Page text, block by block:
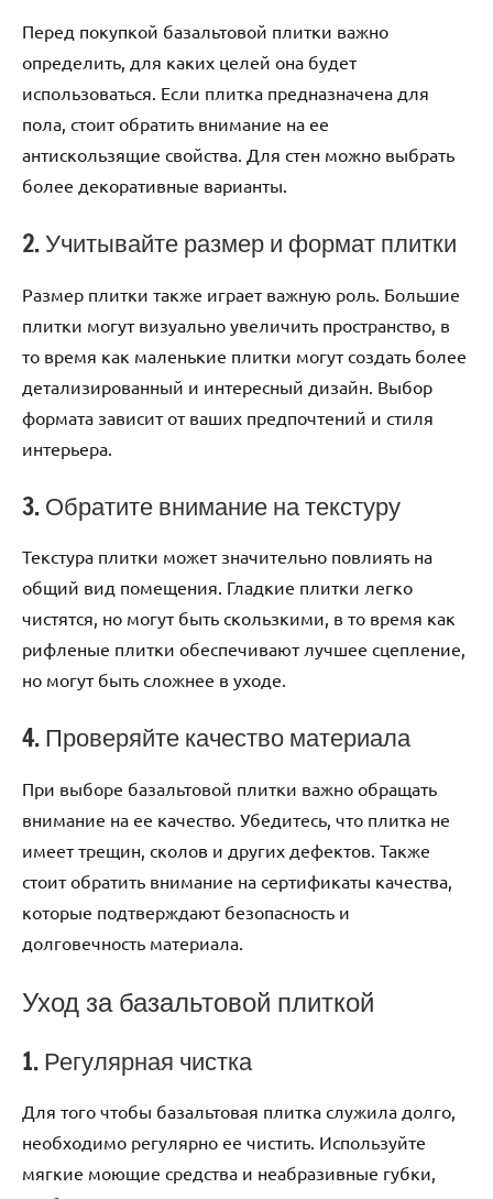
Перед покупкой базальтовой плитки важно
определить, для каких целей она будет
использоваться. Если плитка предназначена для
пола, стоит обратить внимание на ее
антискользящие свойства. Для стен можно выбрать
более декоративные варианты.
2. Учитывайте размер и формат плитки
Размер плитки также играет важную роль. Большие
плитки могут визуально увеличить пространство, в
то время как маленькие плитки могут создать более
детализированный и интересный дизайн. Выбор
формата зависит от ваших предпочтений и стиля
интерьера.
3. Обратите внимание на текстуру
Текстура плитки может значительно повлиять на
общий вид помещения. Гладкие плитки легко
чистятся, но могут быть скользкими, в то время как
рифленые плитки обеспечивают лучшее сцепление,
но могут быть сложнее в уходе.
4. Проверяйте качество материала
При выборе базальтовой плитки важно обращать
внимание на ее качество. Убедитесь, что плитка не
имеет трещин, сколов и других дефектов. Также
стоит обратить внимание на сертификаты качества,
которые подтверждают безопасность и
долговечность материала.
Уход за базальтовой плиткой
1. Регулярная чистка
Для того чтобы базальтовая плитка служила долго,
необходимо регулярно ее чистить. Используйте
мягкие моющие средства и неабразивные губки,